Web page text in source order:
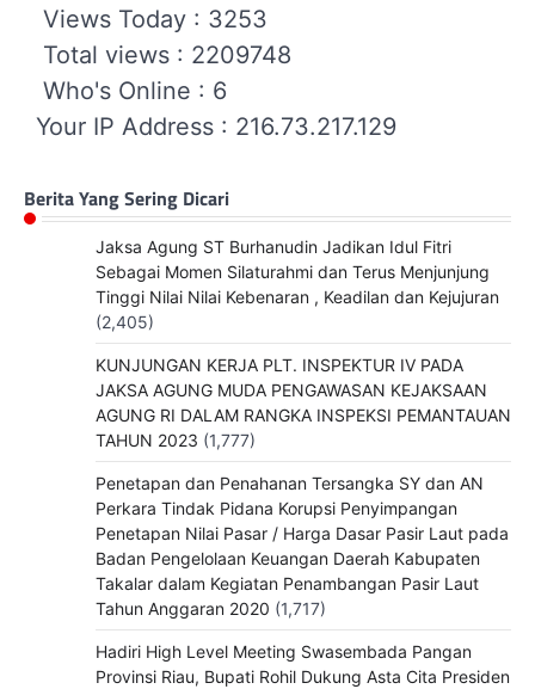
Views Today : 3253
Total views : 2209748
Who's Online : 6
Your IP Address : 216.73.217.129
Berita Yang Sering Dicari
Jaksa Agung ST Burhanudin Jadikan Idul Fitri
Sebagai Momen Silaturahmi dan Terus Menjunjung
Tinggi Nilai Nilai Kebenaran , Keadilan dan Kejujuran
(2,405)
KUNJUNGAN KERJA PLT. INSPEKTUR IV PADA
JAKSA AGUNG MUDA PENGAWASAN KEJAKSAAN
AGUNG RI DALAM RANGKA INSPEKSI PEMANTAUAN
TAHUN 2023 (1,777)
Penetapan dan Penahanan Tersangka SY dan AN
Perkara Tindak Pidana Korupsi Penyimpangan
Penetapan Nilai Pasar / Harga Dasar Pasir Laut pada
Badan Pengelolaan Keuangan Daerah Kabupaten
Takalar dalam Kegiatan Penambangan Pasir Laut
Tahun Anggaran 2020 (1,717)
Hadiri High Level Meeting Swasembada Pangan
Provinsi Riau, Bupati Rohil Dukung Asta Cita Presiden